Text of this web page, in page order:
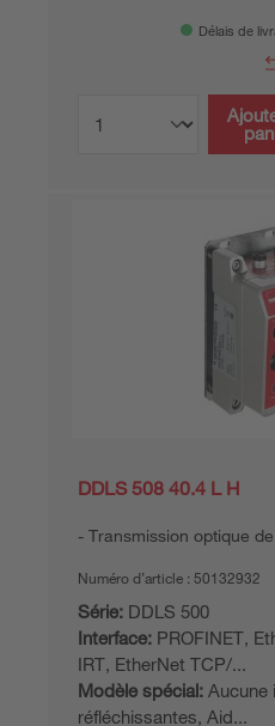
Délais de
DDLS 508 40.4 L H
Transmission optique
Numéro d’article : 50132932
Série: DDLS 500
Interface: PROFINET,
IRT, EtherNet TCP/...
Modèle spécial: Aucune
réfléchissantes, Aid...